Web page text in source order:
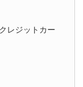
レジットカー